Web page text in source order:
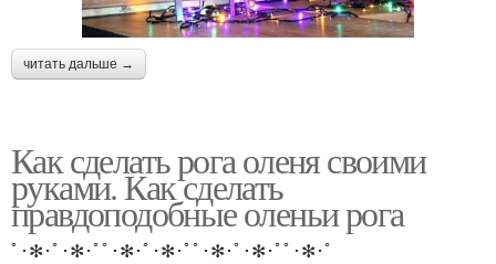
читать дальше →
Как сделать рога оленя своими
руками. Как сделать
правдоподобные оленьи рога
ﾟ･✻･ﾟ･✻･ﾟﾟ･✻･ﾟ･✻･ﾟﾟ･✻･ﾟ･✻･ﾟﾟ･✻･ﾟ